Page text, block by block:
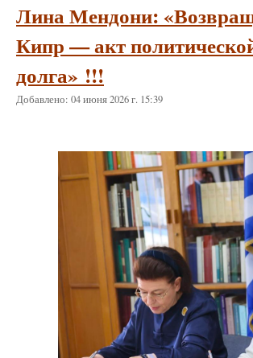
Лина Мендони:
Кипр — акт
долга» !!!
Добавлено: 04 июня 2026 г. 15:39